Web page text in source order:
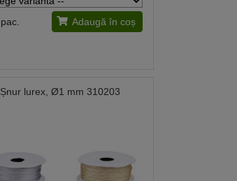
pac. Adaugă în coș
Șnur lurex, Ø1 mm 310203